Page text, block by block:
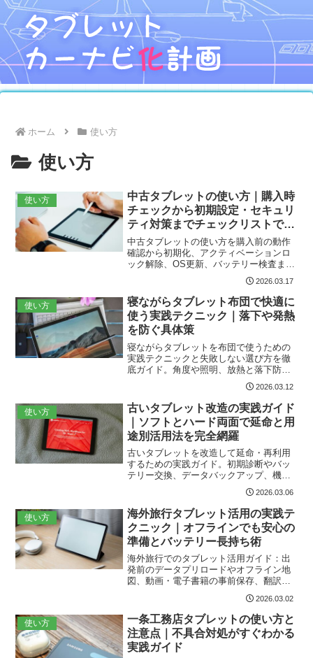
ホーム 使い方
使い方
使い方
中古タブレットの使い方｜購入時
チェックから初期設定・セキュリ
ティ対策までチェックリストで最
短完了
中古タブレットの使い方を購入前の動作
確認から初期化、アクティベーションロ
ック解除、OS更新、バッテリー検査まで
詳しく解説。初期設定の手順、不要アプ
リ削除・権限整理、リモートワイプなど
のセキュリティ対策、動画や電子書籍向
け設定例、子ども用制限とおすすめアプ
リ、すぐ使えるチェックリストで安心し
て始められます。
2026.03.17
使い方
寝ながらタブレット布団で快適に
使う実践テクニック｜落下や発熱
を防ぐ具体策
寝ながらタブレットを布団で使うための
実践テクニックと失敗しない選び方を徹
底ガイド。角度や照明、放熱と落下防
止、Wi-Fi安定化、寝落ちタイマー活用ま
で具体的な設定例とおすすめアクセサリ
ー、耐荷重や対応インチのチェックリス
トで快適かつ安全な使用法がすぐ分か
る。素材や洗濯、ケーブル配線、モバイ
ルバッテリーやBluetoothヘッドホン選び
までカバーし、今日から安全に始められ
る一手を提案。
2026.03.12
使い方
古いタブレット改造の実践ガイド
｜ソフトとハード両面で延命と用
途別活用法を完全網羅
古いタブレットを改造して延命・再利用
するための実践ガイド。初期診断やバッ
テリー交換、データバックアップ、機種
互換性確認からLineageOSやGoogle
Play/microG導入、HDMI出力化や外部ス
トレージ増設まで、必要ツールとセキュ
リティ対策を含め手順と用途別アイデア
を丁寧に紹介。トラブル対処法も網羅。
2026.03.06
使い方
海外旅行タブレット活用の実践テ
クニック｜オフラインでも安心の
準備とバッテリー長持ち術
海外旅行でのタブレット活用ガイド：出
発前のデータプリロードやオフライン地
図、動画・電子書籍の事前保存、翻訳の
オフライン化、写真の即時バックアッ
プ、バッテリー節約、現地SIM・レンタ
ルWi‑Fi選び、VPNや端末ロックなどの安
全運用、必携アクセサリと出発前チェッ
クリストまで実践的に解説。
2026.03.02
使い方
一条工務店タブレットの使い方と
注意点｜不具合対処がすぐわかる
実践ガイド